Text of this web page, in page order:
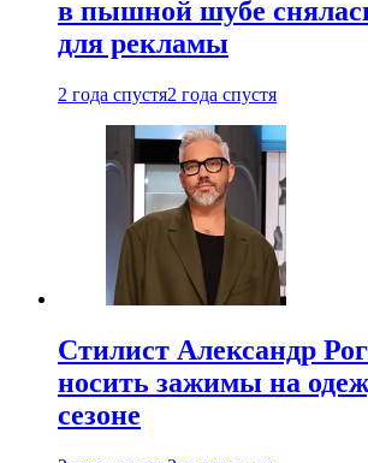
в пышной шубе
для рекламы
2 года спустя2 года спустя
Стилист Александр
носить зажимы на
сезоне